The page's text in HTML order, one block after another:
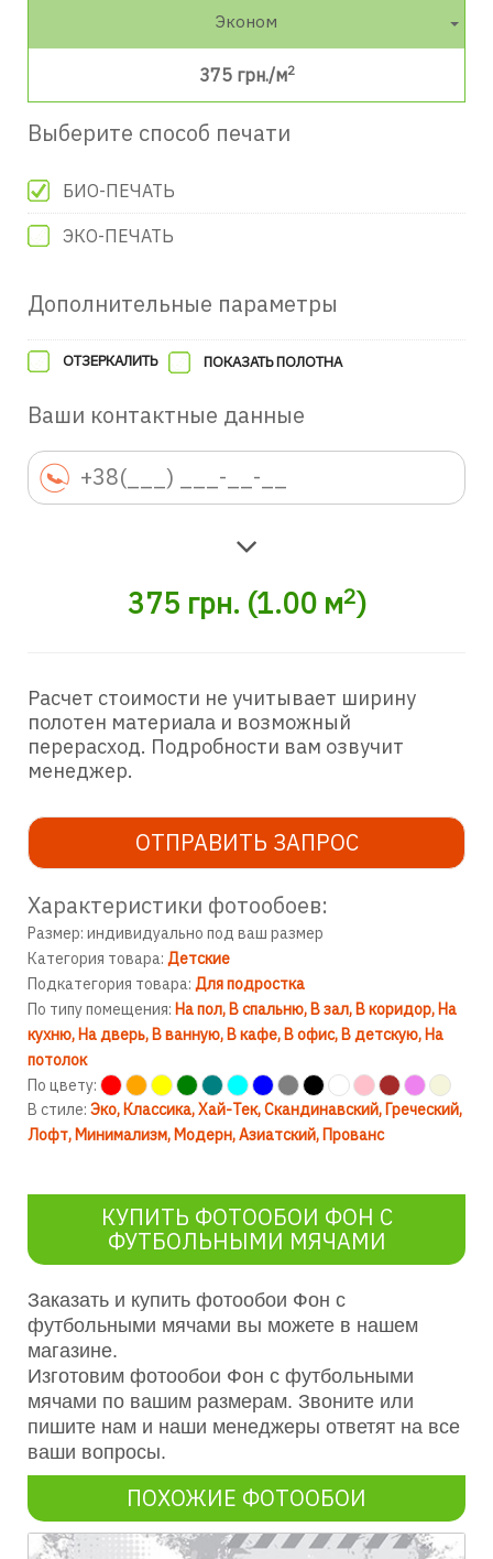
Эконом
375 грн./м2
Выберите способ печати
БИО-ПЕЧАТЬ
ЭКО-ПЕЧАТЬ
Дополнительные параметры
ОТЗЕРКАЛИТЬ ПОКАЗАТЬ ПОЛОТНА
Ваши контактные данные
375 грн. (1.00м2)
Расчет стоимости не учитывает ширину
полотен материала и возможный
перерасход. Подробности вам озвучит
менеджер.
ОТПРАВИТЬ ЗАПРОС
Характеристики фотообоев:
Размер: индивидуально под ваш размер
Категория товара: Детские
Подкатегория товара: Для подростка
По типу помещения: На пол В спальню В зал В коридор На
кухню На дверь В ванную В кафе В офис В детскую На
потолок
По цвету:
В стиле: Эко Классика Хай-Тек Скандинавский Греческий
Лофт Минимализм Модерн Азиатский Прованс
КУПИТЬ ФОТООБОИ ФОН С
ФУТБОЛЬНЫМИ МЯЧАМИ
Заказать и купить фотообои Фон с
футбольными мячами вы можете в нашем
магазине.
Изготовим фотообои Фон с футбольными
мячами по вашим размерам. Звоните или
пишите нам и наши менеджеры ответят на все
ваши вопросы.
ПОХОЖИЕ ФОТООБОИ